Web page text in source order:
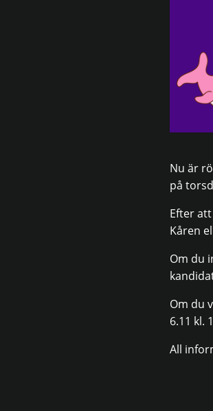
Nu är
på
Efter
Kåren
Om du
Om du
6.11 kl.
All